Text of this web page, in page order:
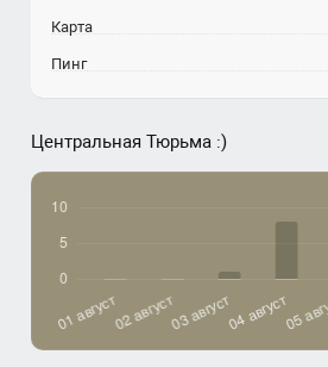
Центральная Тюрьма :)
Карта
Пинг